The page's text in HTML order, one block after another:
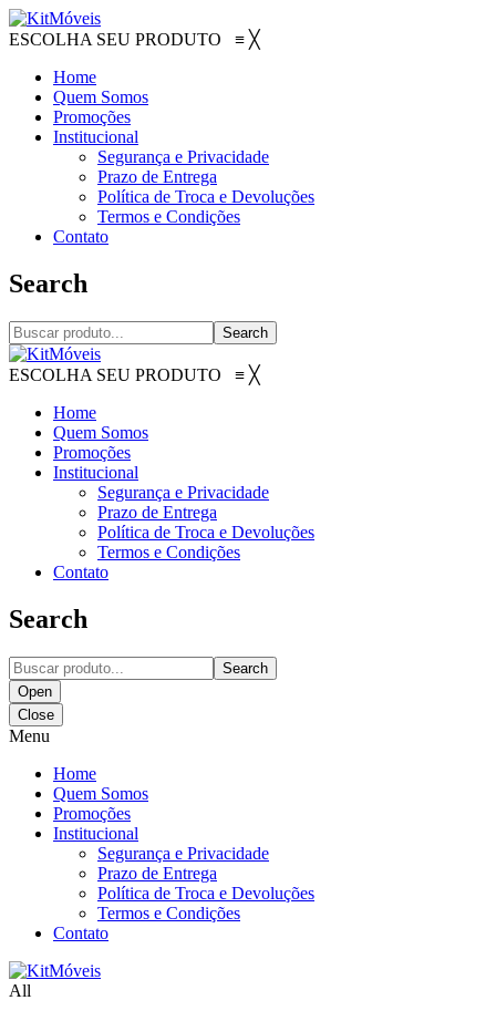
ESCOLHA SEU PRODUTO ≡ ╳
Home
Quem Somos
Promoções
Institucional
Segurança e Privacidade
Prazo de Entrega
Política de Troca e Devoluções
Termos e Condições
Contato
Search
Search
ESCOLHA SEU PRODUTO ≡ ╳
Home
Quem Somos
Promoções
Institucional
Segurança e Privacidade
Prazo de Entrega
Política de Troca e Devoluções
Termos e Condições
Contato
Search
Search
Open
Close
Menu
Home
Quem Somos
Promoções
Institucional
Segurança e Privacidade
Prazo de Entrega
Política de Troca e Devoluções
Termos e Condições
Contato
All